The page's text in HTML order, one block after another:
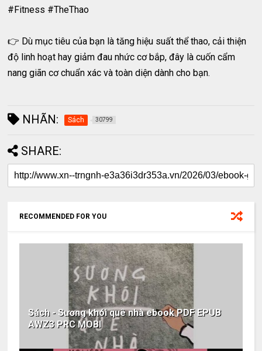
#Fitness #TheThao
👉 Dù mục tiêu của bạn là tăng hiệu suất thể thao, cải thiện
độ linh hoạt hay giảm đau nhức cơ bắp, đây là cuốn cẩm
nang giãn cơ chuẩn xác và toàn diện dành cho bạn.
NHÃN: Sách 30799
SHARE:
RECOMMENDED FOR YOU
Sách - Sương khói quê nhà ebook PDF EPUB
AWZ3 PRC MOBI